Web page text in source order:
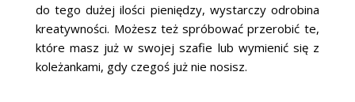
do tego dużej ilości pieniędzy, wystarczy odrobina
kreatywności. Możesz też spróbować przerobić te,
które masz już w swojej szafie lub wymienić się z
koleżankami, gdy czegoś już nie nosisz.